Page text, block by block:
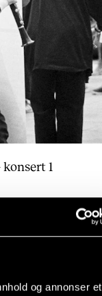
og annonser et
1